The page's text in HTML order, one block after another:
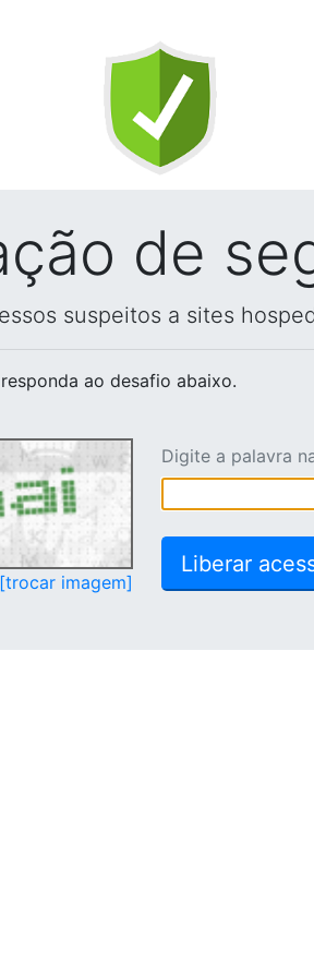
de
suspeitos a sites
ao desafio abaixo.
[trocar imagem]
Digite a palavra